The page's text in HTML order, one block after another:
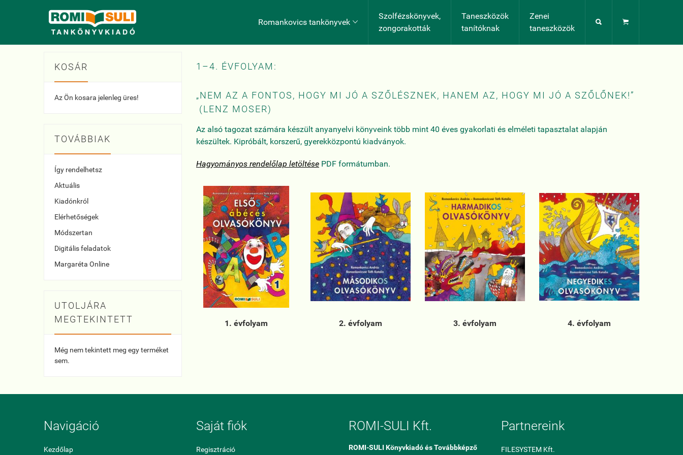
Romankovics tankönyvek 
Szolfézskönyvek,
zongorakották
Taneszközök
tanítóknak
Zenei
taneszközök
 
KOSÁR
Az Ön kosara jelenleg üres!
TOVÁBBIAK
Így rendelhetsz
Aktuális
Kiadónkról
Elérhetőségek
Módszertan
Digitális feladatok
Margaréta Online
UTOLJÁRA
MEGTEKINTETT
Még nem tekintett meg egy terméket
sem.
1–4. ÉVFOLYAM:
„NEM AZ A FONTOS, HOGY MI JÓ A SZŐLÉSZNEK, HANEM AZ, HOGY MI JÓ A SZŐLŐNEK!”
(LENZ MOSER)
Az alsó tagozat számára készült anyanyelvi könyveink több mint 40 éves gyakorlati és elméleti tapasztalat alapján
készültek. Kipróbált, korszerű, gyerekközpontú kiadványok.
Hagyományos rendelőlap letöltése PDF formátumban.
1. évfolyam 2. évfolyam 3. évfolyam 4. évfolyam
Navigáció
Kezdőlap
Saját fiók
Regisztráció
ROMI-SULI Kft.
ROMI-SULI Könyvkiadó és Továbbképző
Partnereink
FILESYSTEM Kft.